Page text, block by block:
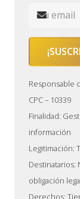
Responsable
CPC – 10339
Finalidad:
información
Legitimación:
Destinatarios:
obligación
Derechos: